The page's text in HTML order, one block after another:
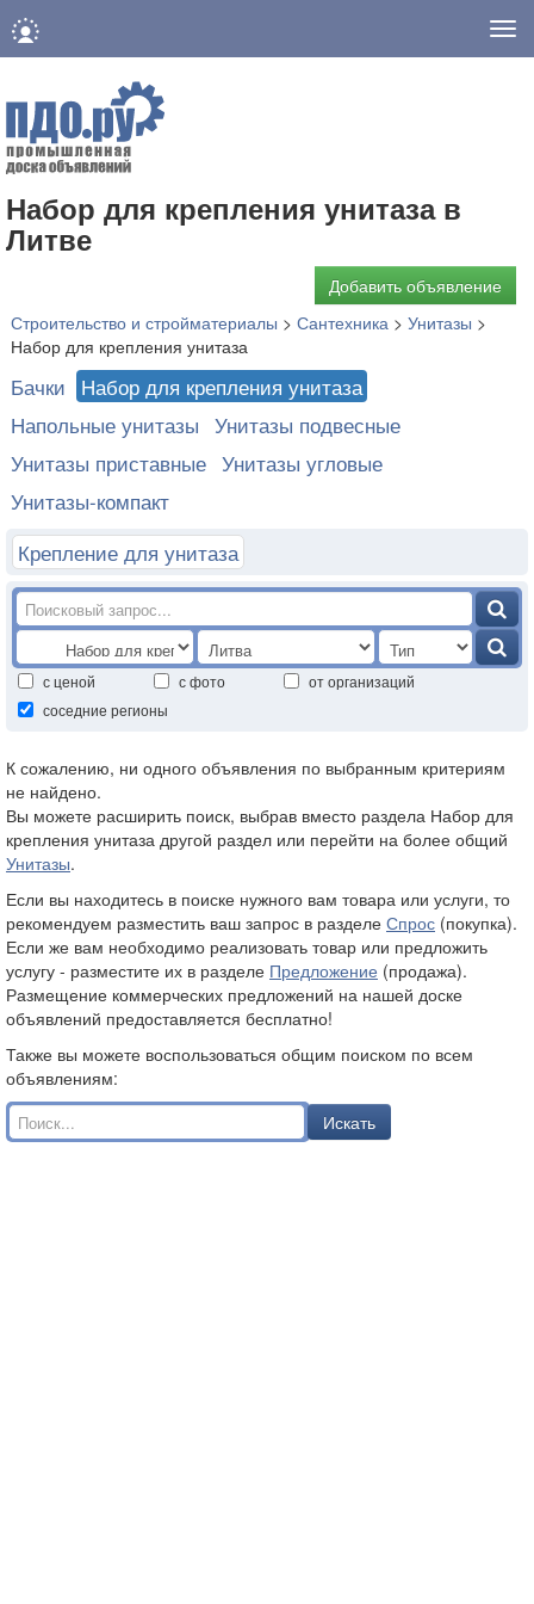
Набор для крепления унитаза в
Литве
Добавить объявление
Строительство и стройматериалы > Сантехника > Унитазы >
Набор для крепления унитаза
Бачки Набор для крепления унитаза
Напольные унитазы Унитазы подвесные
Унитазы приставные Унитазы угловые
Унитазы-компакт
Крепление для унитаза
с ценой с фото
от организаций
соседние регионы
К сожалению, ни одного объявления по выбранным критериям
не найдено.
Вы можете расширить поиск, выбрав вместо раздела Набор для
крепления унитаза другой раздел или перейти на более общий
Унитазы.
Если вы находитесь в поиске нужного вам товара или услуги, то
рекомендуем разместить ваш запрос в разделе Спрос (покупка).
Если же вам необходимо реализовать товар или предложить
услугу - разместите их в разделе Предложение (продажа).
Размещение коммерческих предложений на нашей доске
объявлений предоставляется бесплатно!
Также вы можете воспользоваться общим поиском по всем
объявлениям:
Искать